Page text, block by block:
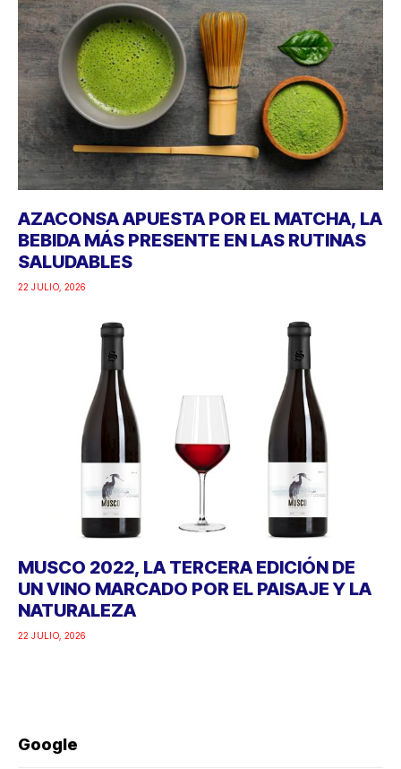
AZACONSA APUESTA POR EL MATCHA, LA
BEBIDA MÁS PRESENTE EN LAS RUTINAS
SALUDABLES
22 JULIO, 2026
MUSCO 2022, LA TERCERA EDICIÓN DE
UN VINO MARCADO POR EL PAISAJE Y LA
NATURALEZA
22 JULIO, 2026
Google